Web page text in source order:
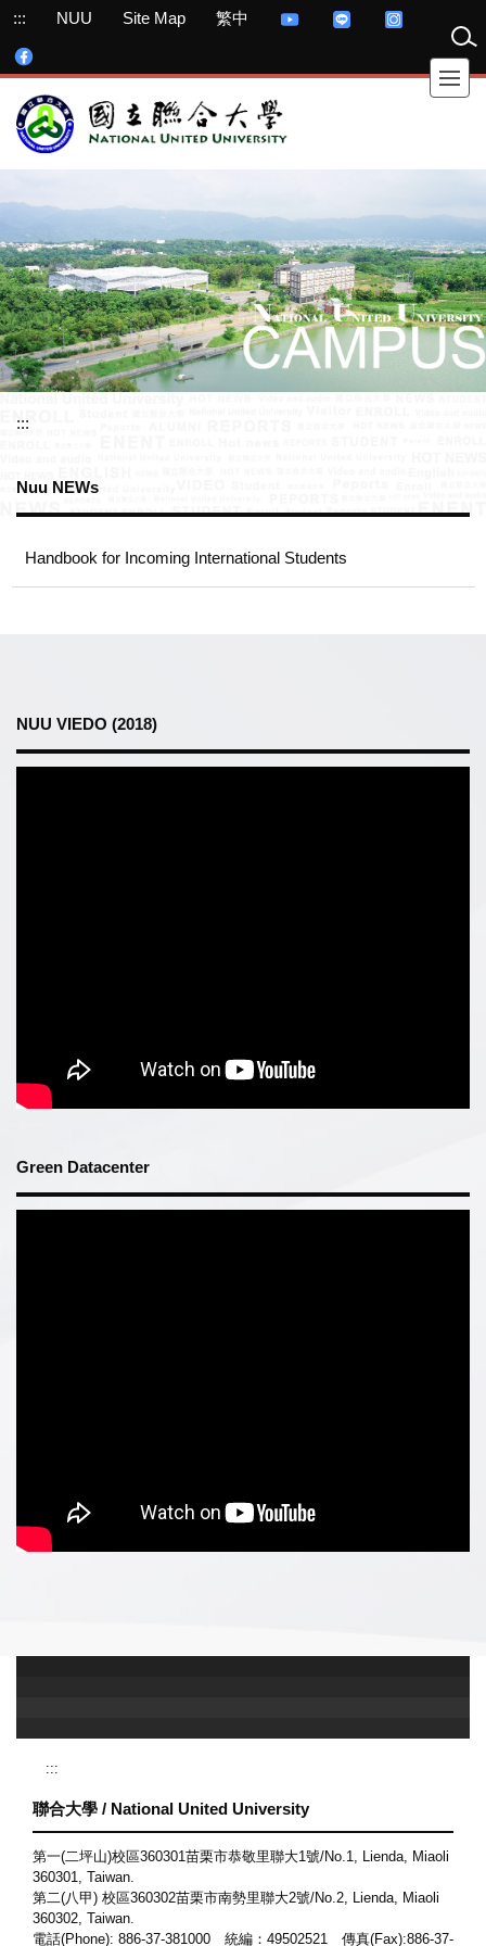
Jump
the
content
block
::: NUU Site Map 繁中
:::
Nuu NEWs
Handbook for Incoming International Students
NUU VIEDO (2018)
Green Datacenter
:::
聯合大學 / National United University
第一(二坪山)校區360301苗栗市恭敬里聯大1號/No.1, Lienda, Miaoli
360301, Taiwan.
第二(八甲) 校區360302苗栗市南勢里聯大2號/No.2, Lienda, Miaoli
360302, Taiwan.
電話(Phone): 886-37-381000 統編：49502521 傳真(Fax):886-37-